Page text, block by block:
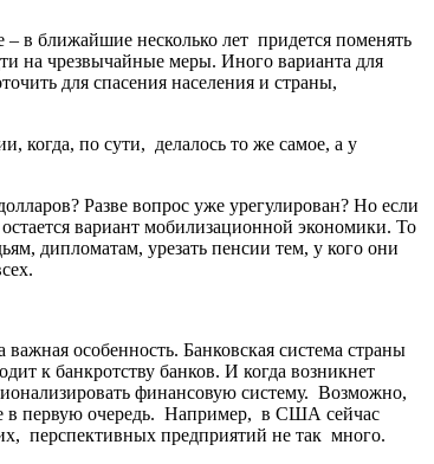
в ближайшие несколько лет придется поменять
на чрезвычайные меры. Иного варианта для
для спасения населения и страны,
когда, по сути, делалось то же самое, а у
Разве вопрос уже урегулирован? Но если
вариант мобилизационной экономики. То
дипломатам, урезать пенсии тем, у кого они
особенность. Банковская система страны
к банкротству банков. И когда возникнет
финансовую систему. Возможно,
в первую очередь. Например, в США сейчас
перспективных предприятий не так много.